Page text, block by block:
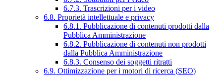
6.7.3. Trascrizioni per i video
6.8. Proprietà intellettuale e privacy
6.8.1. Pubblicazione di contenuti prodotti dalla
Pubblica Amministrazione
6.8.2. Pubblicazione di contenuti non prodotti
dalla Pubblica Amministrazione
6.8.3. Consenso dei soggetti ritratti
6.9. Ottimizzazione per i motori di ricerca (SEO)